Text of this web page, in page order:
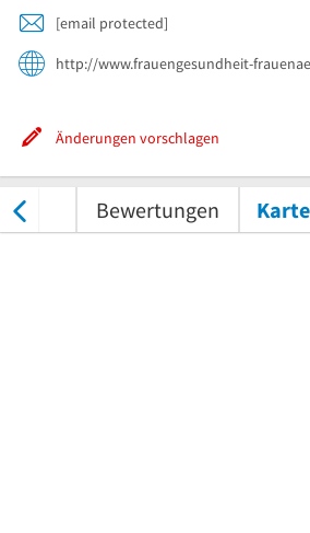
[email protected]
http://www.frauengesundheit-
Änderungen vorschlagen
Bewertungen